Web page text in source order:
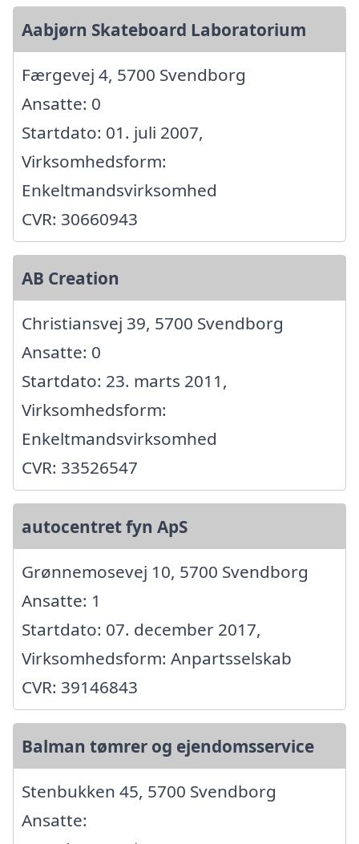
Aabjørn Skateboard Laboratorium
Færgevej 4, 5700 Svendborg
Ansatte: 0
Startdato: 01. juli 2007,
Virksomhedsform:
Enkeltmandsvirksomhed
CVR: 30660943
AB Creation
Christiansvej 39, 5700 Svendborg
Ansatte: 0
Startdato: 23. marts 2011,
Virksomhedsform:
Enkeltmandsvirksomhed
CVR: 33526547
autocentret fyn ApS
Grønnemosevej 10, 5700 Svendborg
Ansatte: 1
Startdato: 07. december 2017,
Virksomhedsform: Anpartsselskab
CVR: 39146843
Balman tømrer og ejendomsservice
Stenbukken 45, 5700 Svendborg
Ansatte: